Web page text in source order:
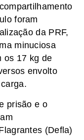
foram
da PRF,
minuciosa
os 17 kg de
envolto
prisão e o
(Defla)